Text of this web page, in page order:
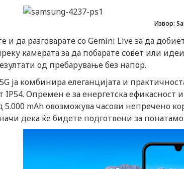
Извор:
и да разговарате со Gemini Live за да
камерата за да побарате совет или
од пребарување без напор.
ја комбинира елеганцијата и
IP54. Опремен е за енергетска ефикасност
5.000 mAh овозможува часови непречено
дека ќе бидете подготвени за